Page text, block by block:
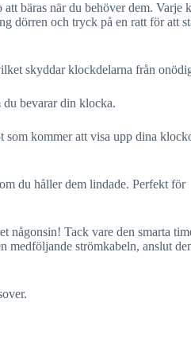
bäras när du behöver dem. Varje
dörren och tryck på en ratt för att
skyddar klockdelarna från
du bevarar din klocka.
kommer att visa upp dina
du håller dem lindade. Perfekt för
någonsin! Tack vare den smarta
medföljande strömkabeln, anslut